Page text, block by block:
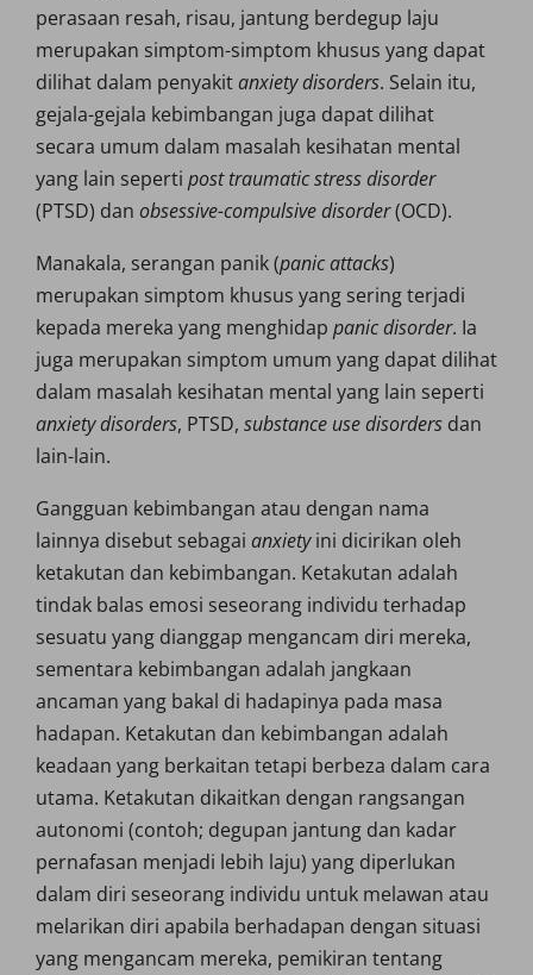
perasaan resah, risau, jantung berdegup laju
merupakan simptom-simptom khusus yang dapat
dilihat dalam penyakitanxiety disorders. Selain itu,
gejala-gejala kebimbangan juga dapat dilihat
secara umum dalam masalah kesihatan mental
yang lain seperti post traumatic stress disorder
(PTSD) dan obsessive-compulsive disorder(OCD).
Manakala, serangan panik (panic attacks)
merupakan simptom khusus yang sering terjadi
kepada mereka yang menghidap panic disorder. Ia
juga merupakan simptom umum yang dapat dilihat
dalam masalah kesihatan mental yang lain seperti
anxiety disorders, PTSD, substance use disorders dan
lain-lain.
Gangguan kebimbangan atau dengan nama
lainnya disebut sebagai anxietyini dicirikan oleh
ketakutan dan kebimbangan. Ketakutan adalah
tindak balas emosi seseorang individu terhadap
sesuatu yang dianggap mengancam diri mereka,
sementara kebimbangan adalah jangkaan
ancaman yang bakal di hadapinya pada masa
hadapan. Ketakutan dan kebimbangan adalah
keadaan yang berkaitan tetapi berbeza dalam cara
utama. Ketakutan dikaitkan dengan rangsangan
autonomi (contoh; degupan jantung dan kadar
pernafasan menjadi lebih laju) yang diperlukan
dalam diri seseorang individu untuk melawan atau
melarikan diri apabila berhadapan dengan situasi
yang mengancam mereka, pemikiran tentang